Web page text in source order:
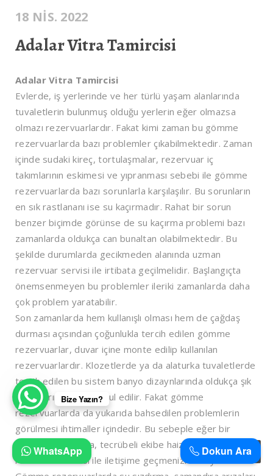
18 NIS. 2022
Adalar Vitra Tamircisi
Adalar Vitra Tamircisi
Evlerde, iş yerlerinde ve her türlü yaşam alanlarında
tuvaletlerin bulunmuş olduğu yerlerin eğer olmazsa
olmazı rezervuarlardır. Fakat kimi zaman bu gömme
rezervuarlarda bazı problemler çıkabilmektedir. Zaman
içinde sudaki kireç, tortulaşmalar, rezervuar iç
takımlarının eskimesi ve yıpranması sebebi ile gömme
rezervuarlarda bazı sorunlarla karşılaşılır. Bu sorunların
en sık rastlananı ise su kaçırmadır. Rahat bir sorun
benzer biçimde görünse de su kaçırma problemi bazı
zamanlarda oldukça can bunaltan olabilmektedir. Bu
şekilde durumlarda gecikmeden alanında uzman
rezervuar servisi ile irtibata geçilmelidir. Başlangıçta
önemsenmeyen bu problemler ileriki zamanlarda daha
çok problem yaratabilir.
Son zamanlarda hem kullanışlı olması hem de çağdaş
durması açısından çoğunlukla tercih edilen gömme
rezervuarlar, duvar içine monte edilip kullanılan
rezervuarlardır. Klozetlerde ya da alaturka tuvaletlerde
tercih edilen bu sistem banyo dizaynlarında oldukça şık
bir tasarım olarak kabul edilir. Fakat gömme
rezervuarlarda da yukarıda bahsedilen problemlerin
görülmesi ihtimaller içindedir. Bu sebeple eğer bir
deneyiminiz yoksa, tecrübeli ekibe haiz bir gömme
rezervuar servisi ile iletişime geçmenizi tavsiye ederiz.
Dokun Ara
WhatsApp
Bize Yazın?